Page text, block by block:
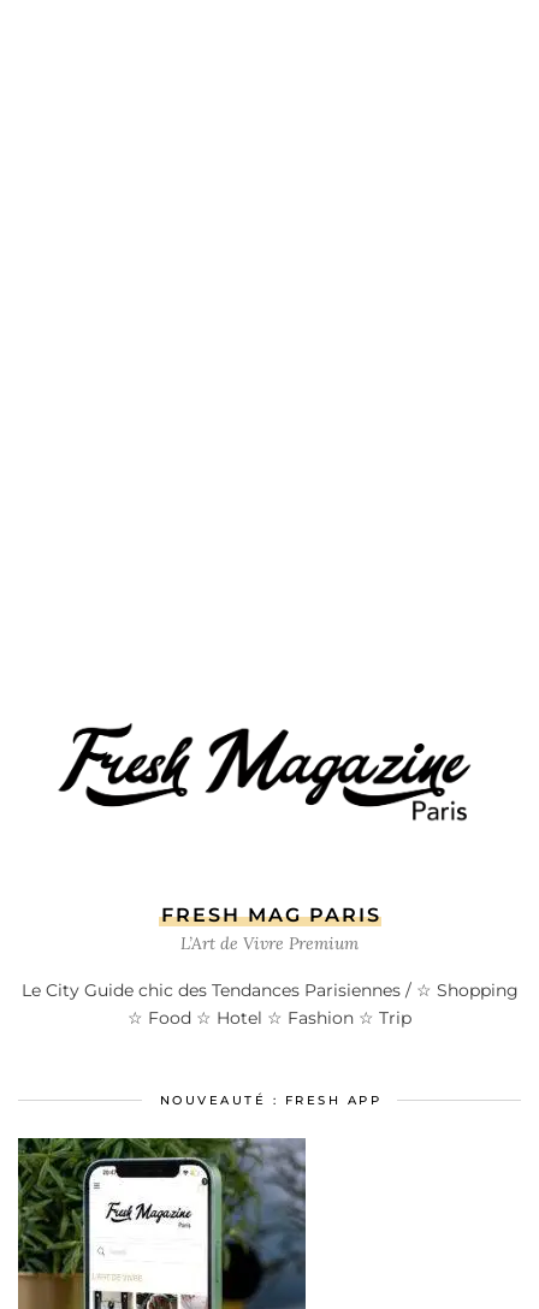
FRESH MAG PARIS
L’Art de Vivre Premium
Le City Guide chic des Tendances Parisiennes / ☆ Shopping
☆ Food ☆ Hotel ☆ Fashion ☆ Trip
NOUVEAUTÉ : FRESH APP